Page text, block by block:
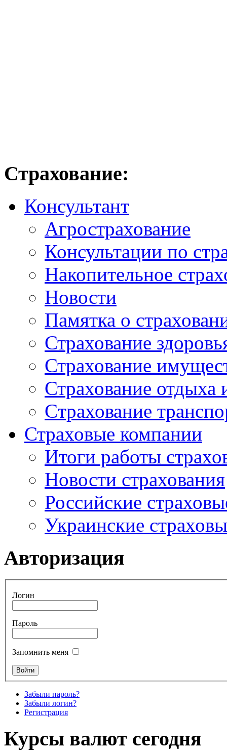
Страхование:
Консультант
Агрострахование
Консультации по
Накопительное
Новости
Памятка о
Страхование
Страхование
Страхование отдыха
Cтрахование
Страховые компании
Итоги работы
Новости страхования
Российские
Украинские
Авторизация
Логин
Пароль
Запомнить меня
Забыли пароль?
Забыли логин?
Регистрация
Курсы валют сегодня